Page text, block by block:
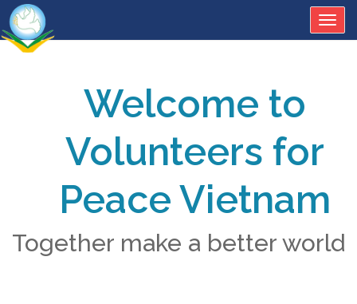
Welcome to
Volunteers for
Peace Vietnam
Together make a better world